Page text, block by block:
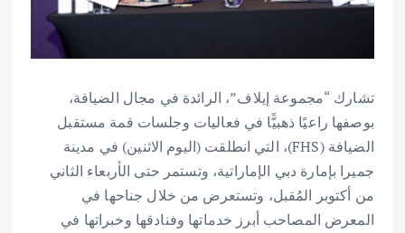
تشارك “مجموعة إيلاف”، الرائدة في مجال الضيافة،
بوصفها راعيًا ذهبيًّا في فعاليات وجلسات قمة مستقبل
الضيافة (FHS)، التي انطلقت (اليوم الاثنين) في مدينة
جميرا بإمارة دبي الإماراتية، وتستمر حتى الأربعاء الثاني
من أكتوبر المُقبل، وتستعرض من خلال جناحها في
المعرض المصاحب أبرز خدماتها وفنادقها وخبراتها في